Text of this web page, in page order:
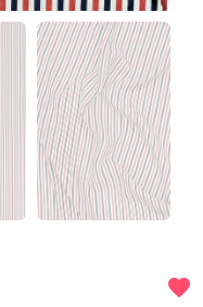
favorite